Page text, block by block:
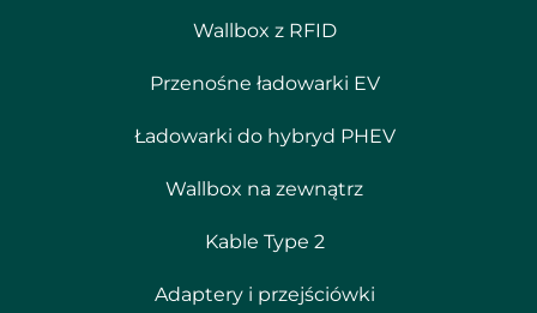
Wallbox z RFID
Przenośne ładowarki EV
Ładowarki do hybryd PHEV
Wallbox na zewnątrz
Kable Type 2
Adaptery i przejściówki